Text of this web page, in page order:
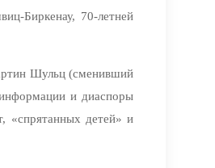
Биркенау, 70-летней
Шульц (сменивший
и диаспоры
«спрятанных детей» и